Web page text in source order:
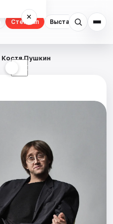
Стендап Выставки
×
☾
Костя Пушкин